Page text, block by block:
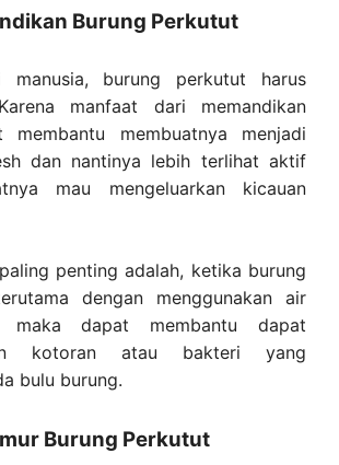
Burung Perkutut
manusia, burung perkutut harus
manfaat dari memandikan
membantu membuatnya menjadi
dan nantinya lebih terlihat aktif
mau mengeluarkan kicauan
penting adalah, ketika burung
dengan menggunakan air
maka dapat membantu dapat
kotoran atau bakteri yang
bulu burung.
Burung Perkutut